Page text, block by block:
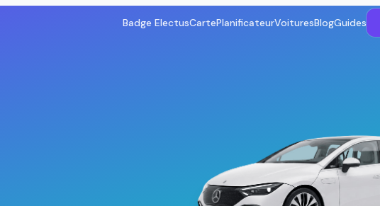
Badge ElectusCartePlanificateurVoituresBlogGuides